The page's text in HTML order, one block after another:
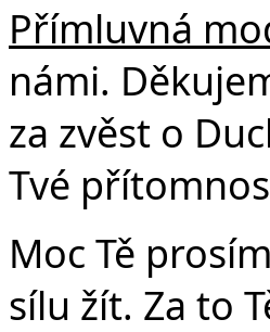
Přímluvná
námi.
za zvěst o
Tvé
Moc Tě
sílu žít. Za to